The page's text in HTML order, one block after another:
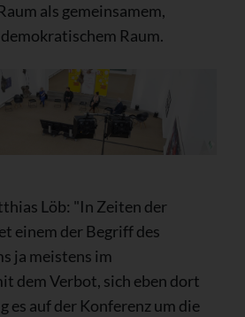
als gemeinsamem,
Raum.
Löb: "In Zeiten der
einem der Begriff des
ja meistens im
dem Verbot, sich eben dort
es auf der Konferenz um die